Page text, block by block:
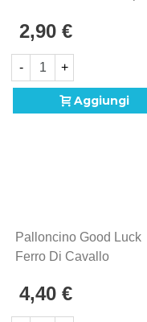
2,90 €
- +
Aggiungi
Palloncino Good Luck
Ferro Di Cavallo
(40cm) In Mylar, 1pz.
4,40 €